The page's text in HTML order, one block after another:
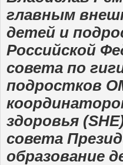
главным
детей и
Российской
совета по
подростков
здоровья
совета
образование